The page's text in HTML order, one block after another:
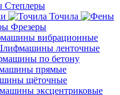
Степлеры
Точила
Фрезеры